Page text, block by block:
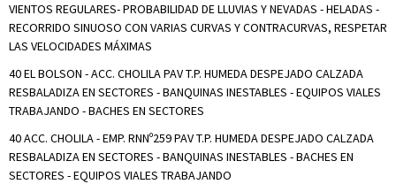
VIENTOS REGULARES- PROBABILIDAD DE LLUVIAS Y NEVADAS - HELADAS -
RECORRIDO SINUOSO CON VARIAS CURVAS Y CONTRACURVAS, RESPETAR
LAS VELOCIDADES MÁXIMAS
40 EL BOLSON - ACC. CHOLILA PAV T.P. HUMEDA DESPEJADO CALZADA
RESBALADIZA EN SECTORES - BANQUINAS INESTABLES - EQUIPOS VIALES
TRABAJANDO - BACHES EN SECTORES
40 ACC. CHOLILA - EMP. RNNº259 PAV T.P. HUMEDA DESPEJADO CALZADA
RESBALADIZA EN SECTORES - BANQUINAS INESTABLES - BACHES EN
SECTORES - EQUIPOS VIALES TRABAJANDO